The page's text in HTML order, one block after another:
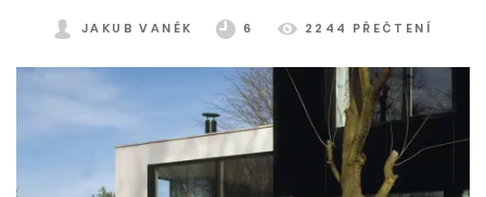
JAKUB VANĚK 6 2244 PŘEČTENÍ